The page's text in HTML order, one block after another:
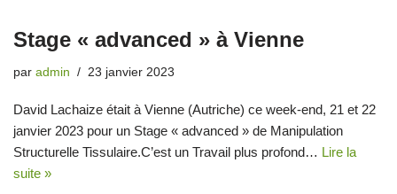
Stage « advanced » à Vienne
par admin 23 janvier 2023
David Lachaize était à Vienne (Autriche) ce week-end, 21 et 22
janvier 2023 pour un Stage « advanced » de Manipulation
Structurelle Tissulaire.C’est un Travail plus profond… Lire la
suite »